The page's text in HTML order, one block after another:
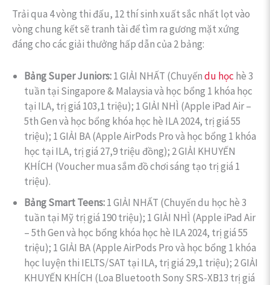
Trải qua 4 vòng thi đấu, 12 thí sinh xuất sắc nhất lọt vào
vòng chung kết sẽ tranh tài để tìm ra gương mặt xứng
đáng cho các giải thưởng hấp dẫn của 2 bảng:
Bảng Super Juniors:1 GIẢI NHẤT (Chuyếndu học hè 3
tuần tại Singapore & Malaysia và học bổng 1 khóa học
tại ILA, trị giá 103,1 triệu); 1 GIẢI NHÌ (Apple iPad Air –
5th Gen và học bổng khóa học hè ILA 2024, trị giá 55
triệu); 1 GIẢI BA (Apple AirPods Pro và học bổng 1 khóa
học tại ILA, trị giá 27,9 triệu đồng); 2 GIẢI KHUYẾN
KHÍCH (Voucher mua sắm đồ chơi sáng tạo trị giá 1
triệu).
Bảng Smart Teens:1 GIẢI NHẤT (Chuyến du học hè 3
tuần tại Mỹ trị giá 190 triệu); 1 GIẢI NHÌ (Apple iPad Air
– 5th Gen và học bổng khóa học hè ILA 2024, trị giá 55
triệu); 1 GIẢI BA (Apple AirPods Pro và học bổng 1 khóa
học luyện thi IELTS/SAT tại ILA, trị giá 29,1 triệu); 2 GIẢI
KHUYẾN KHÍCH (Loa Bluetooth Sony SRS-XB13 trị giá